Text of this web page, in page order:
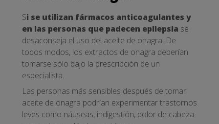
Si se utilizan fármacos anticoagulantes y
en las personas que padecen epilepsia se
desaconseja el uso del aceite de onagra. De
todos modos, los extractos de onagra deberían
tomarse sólo bajo la prescripción de un
especialista.
Las personas más sensibles después de tomar
aceite de onagra podrían experimentar trastornos
leves como náuseas, indigestión, dolor de cabeza